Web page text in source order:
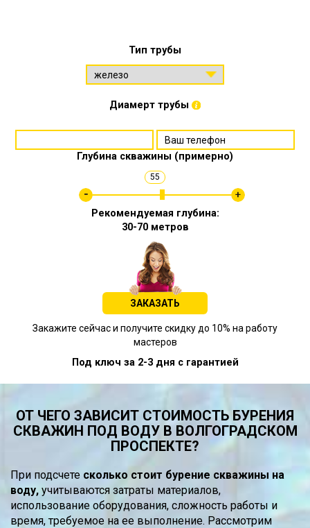
Тип трубы
Диамерт трубы
Глубина скважины (примерно)
55
Рекомендуемая глубина:
30-70 метров
ЗАКАЗАТЬ
Закажите сейчас и получите скидку до 10% на работу
мастеров
Под ключ за 2-3 дня с гарантией
ОТ ЧЕГО ЗАВИСИТ СТОИМОСТЬ БУРЕНИЯ
СКВАЖИН ПОД ВОДУ В ВОЛГОГРАДСКОМ
ПРОСПЕКТЕ?
При подсчете сколько стоит бурение скважины на
воду, учитываются затраты материалов,
использование оборудования, сложность работы и
время, требуемое на ее выполнение. Рассмотрим